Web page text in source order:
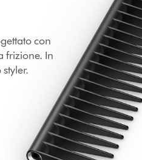
con
frizione. In